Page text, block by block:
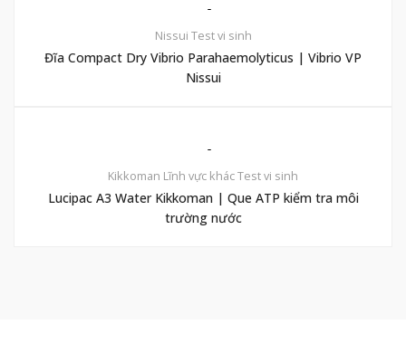
Nissui Test vi sinh
Đĩa Compact Dry Vibrio Parahaemolyticus | Vibrio VP
Nissui
Kikkoman Lĩnh vực khácTest vi sinh
Lucipac A3 Water Kikkoman | Que ATP kiểm tra môi
trường nước